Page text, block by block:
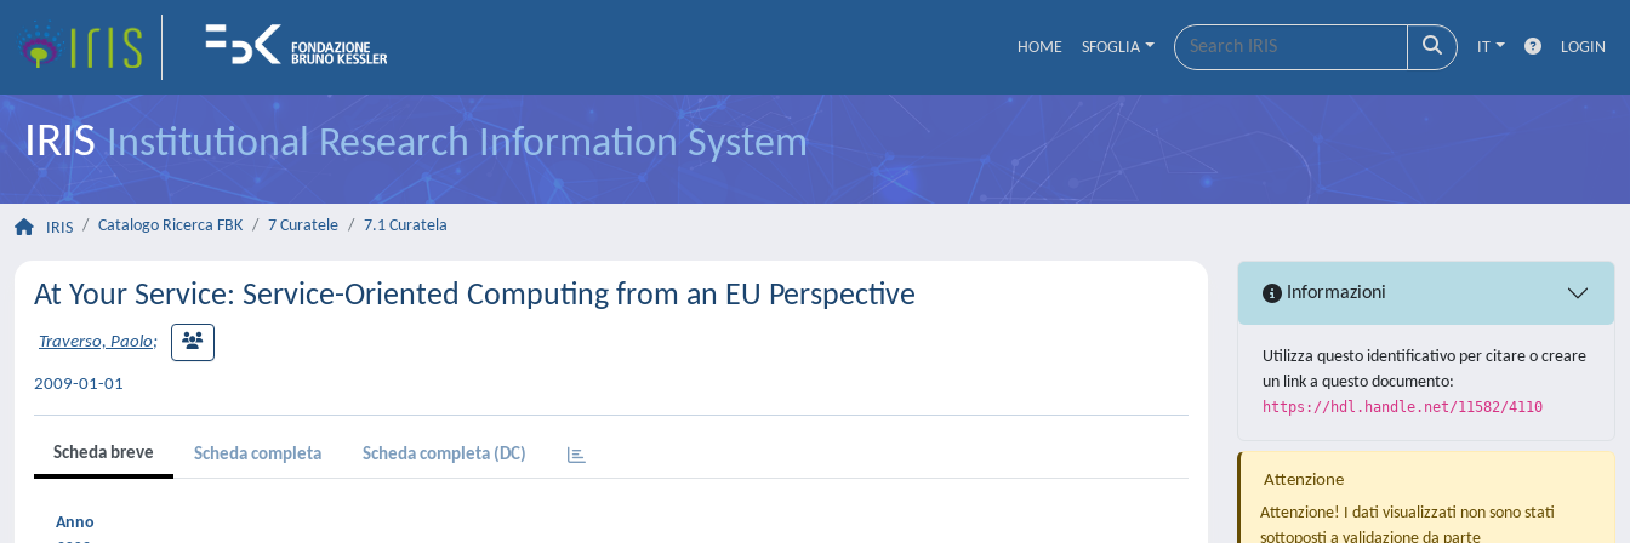
HOME SFOGLIA IT LOGIN
IRISInstitutional Research Information System
IRIS Catalogo Ricerca FBK 7 Curatele 7.1 Curatela
At Your Service: Service-Oriented Computing from an EU Perspective
Traverso, Paolo;
2009-01-01
Scheda breve Scheda completa Scheda completa (DC)
Anno
Informazioni
Utilizza questo identificativo per citare o creare
un link a questo documento:
https://hdl.handle.net/11582/4110
Attenzione
Attenzione! I dati visualizzati non sono stati
sottoposti a validazione da parte